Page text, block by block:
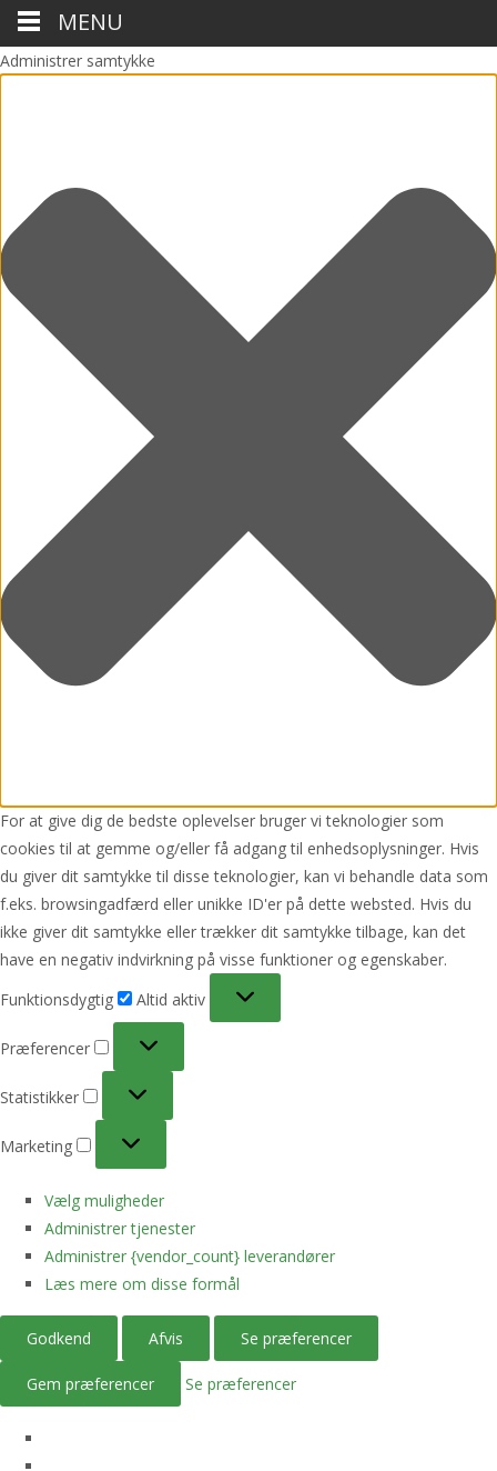
Administrer samtykke
For at give dig de bedste oplevelser bruger vi teknologier som
cookies til at gemme og/eller få adgang til enhedsoplysninger. Hvis
du giver dit samtykke til disse teknologier, kan vi behandle data som
f.eks. browsingadfærd eller unikke ID'er på dette websted. Hvis du
ikke giver dit samtykke eller trækker dit samtykke tilbage, kan det
have en negativ indvirkning på visse funktioner og egenskaber.
Funktionsdygtig
Altid aktiv
Præferencer
Statistikker
Marketing
Vælg muligheder
Administrer tjenester
Administrer {vendor_count} leverandører
Læs mere om disse formål
Godkend Afvis Se præferencer
Gem præferencer Se præferencer
MENU